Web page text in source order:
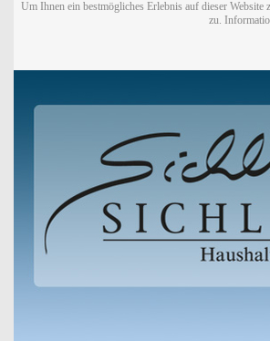
Um Ihnen ein bestmögliches Erlebnis auf dieser
zu.